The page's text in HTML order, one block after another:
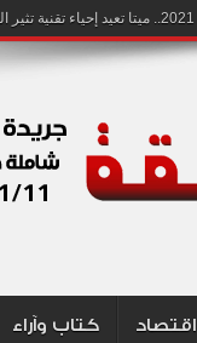
اقتصاد كتاب وآراء